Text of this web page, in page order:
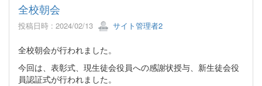
全校朝会
投稿日時 : 2024/02/13 サイト管理者2
全校朝会が行われました。
今回は、表彰式、現生徒会役員への感謝状授与、新生徒会役
員認証式が行われました。